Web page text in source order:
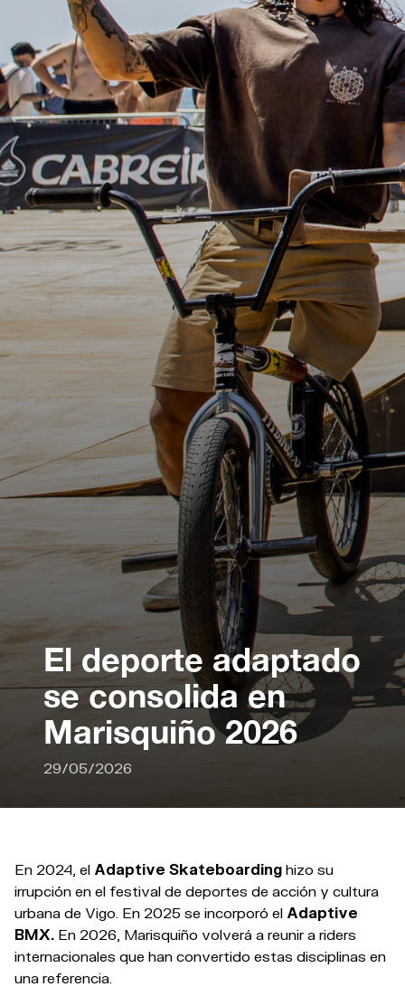
El deporte adaptado
se consolida en
Marisquiño 2026
29/05/2026
En 2024, el Adaptive Skateboarding hizo su
irrupción en el festival de deportes de acción y cultura
urbana de Vigo. En 2025 se incorporó el Adaptive
BMX. En 2026, Marisquiño volverá a reunir a riders
internacionales que han convertido estas disciplinas en
una referencia.